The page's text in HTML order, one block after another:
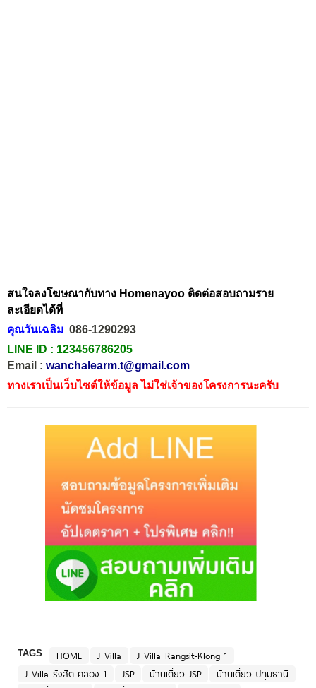
สนใจลงโฆษณากับทาง Homenayoo ติดต่อสอบถามราย
ละเอียดได้ที่
คุณวันเฉลิม 086-1290293
LINE ID : 123456786205
Email : wanchalearm.t@gmail.com
ทางเราเป็นเว็บไซต์ให้ข้อมูล ไม่ใช่เจ้าของโครงการนะครับ
TAGS HOME J Villa
J Villa Rangsit-Klong 1
J Villa รังสิต-คลอง 1
JSP บ้านเดี่ยว JSP
บ้านเดี่ยว ปทุมธานี